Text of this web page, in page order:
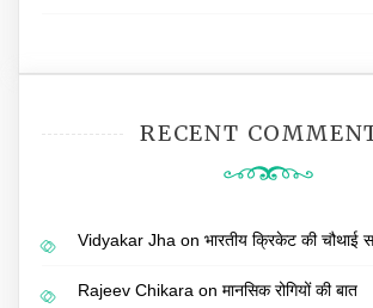
RECENT
Vidyakar Jha on भारतीय क्रिकेट की चौथाई
Rajeev Chikara on मानसिक रोगियों की बात